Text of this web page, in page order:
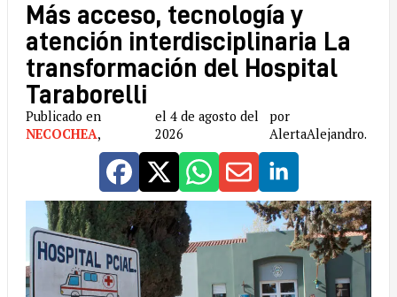
Más acceso, tecnología y
atención interdisciplinaria La
transformación del Hospital
Taraborelli
Publicado en
NECOCHEA,
el 4 de agosto del
2026
por
AlertaAlejandro.